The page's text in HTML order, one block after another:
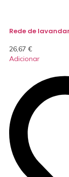
Rede de
26,67 €
Adicionar